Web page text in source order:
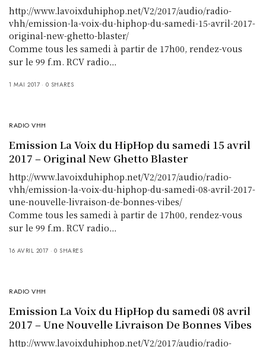
http://www.lavoixduhiphop.net/V2/2017/audio/radio-
vhh/emission-la-voix-du-hiphop-du-samedi-15-avril-2017-
original-new-ghetto-blaster/
Comme tous les samedi à partir de 17h00, rendez-vous
sur le 99 f.m. RCV radio…
1 MAI 2017 0 SHARES
RADIO VHH
Emission La Voix du HipHop du samedi 15 avril
2017 – Original New Ghetto Blaster
http://www.lavoixduhiphop.net/V2/2017/audio/radio-
vhh/emission-la-voix-du-hiphop-du-samedi-08-avril-2017-
une-nouvelle-livraison-de-bonnes-vibes/
Comme tous les samedi à partir de 17h00, rendez-vous
sur le 99 f.m. RCV radio…
16 AVRIL 2017 0 SHARES
RADIO VHH
Emission La Voix du HipHop du samedi 08 avril
2017 – Une Nouvelle Livraison De Bonnes Vibes
http://www.lavoixduhiphop.net/V2/2017/audio/radio-